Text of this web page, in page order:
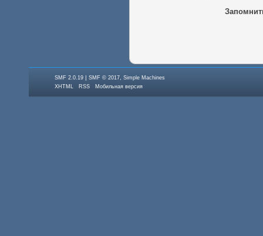
SMF 2.0.19 |SMF © 2017,Simple Machines
XHTML
RSS Мобильная версия